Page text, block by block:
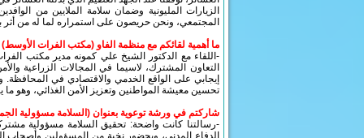
الزيارات المليونية وضمان سلامة الملايين من
المجتمعي، ونحن حريصون على استمراره لما له من أثر
ما أهمية لقائكم مع منظمة الفاو (مكتب الفرات
-اللقاء مع الدكتور الشيخ علي كمونه مدير مكتب
التعاون المشترك، لاسيما في المجالات الزراعية
إيجابي على الواقع الخدمي والاقتصادي في
تحسين معيشة المواطنين وتعزيز الأمن الغذائي، وهو
شاركتم في ورشة توعوية بعنوان (السلامة مسؤولية
-رسالتنا كانت واضحة: تحقيق السلامة مسؤولية
الدفاع المدني، وبحضور نخبة من المسؤولين وأصحاب